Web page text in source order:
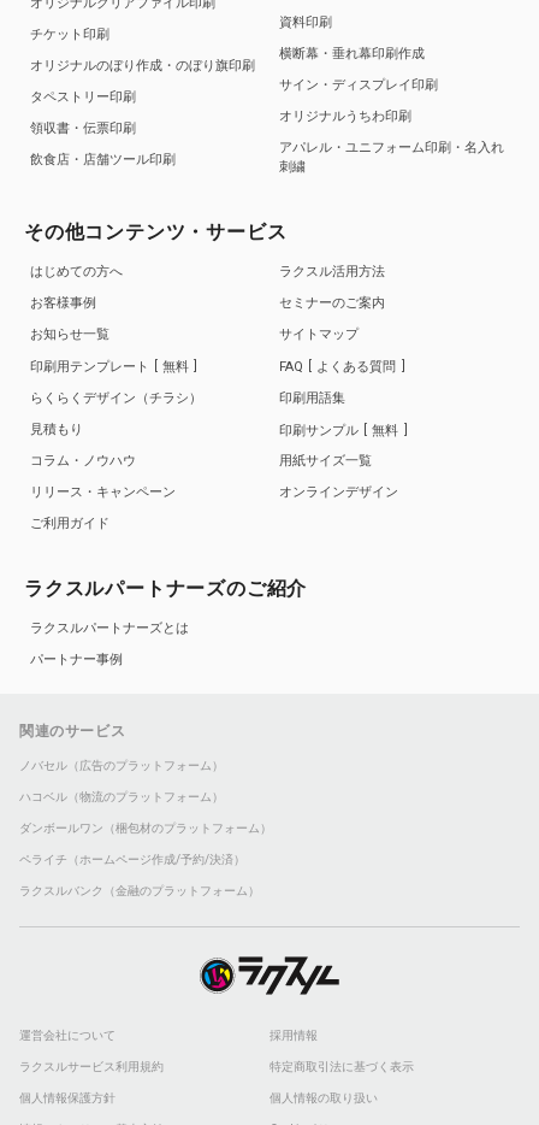
チケット印刷
オリジナルのぼり作成・のぼり旗印刷
タペストリー印刷
領収書・伝票印刷
飲食店・店舗ツール印刷
資料印刷
横断幕・垂れ幕印刷作成
サイン・ディスプレイ印刷
オリジナルうちわ印刷
アパレル・ユニフォーム印刷・名入れ
刺繍
その他コンテンツ・サービス
はじめての方へ
お客様事例
お知らせ一覧
印刷用テンプレート
無料
らくらくデザイン（チラシ）
見積もり
コラム・ノウハウ
リリース・キャンペーン
ご利用ガイド
ラクスル活用方法
セミナーのご案内
サイトマップ
FAQ
よくある質問
印刷用語集
印刷サンプル
無料
用紙サイズ一覧
オンラインデザイン
ラクスルパートナーズのご紹介
ラクスルパートナーズとは
パートナー事例
関連のサービス
ノバセル（広告のプラットフォーム）
ハコベル（物流のプラットフォーム）
ダンボールワン（梱包材のプラットフォーム）
ペライチ（ホームページ作成/予約/決済）
ラクスルバンク（金融のプラットフォーム）
運営会社について 採用情報
ラクスルサービス利用規約 特定商取引法に基づく表示
個人情報保護方針 個人情報の取り扱い